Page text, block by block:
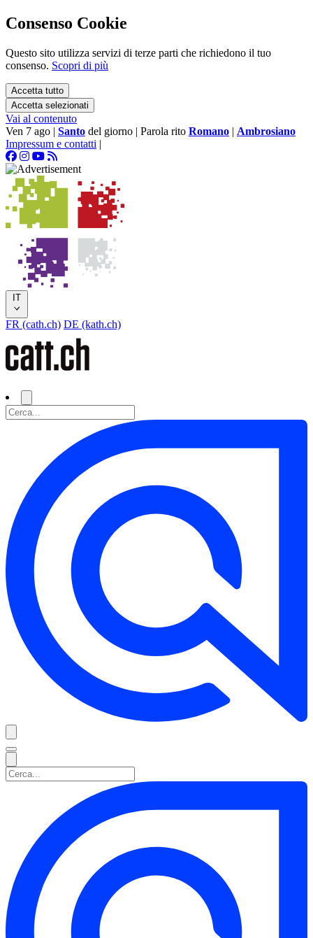
Consenso Cookie
Questo sito utilizza servizi di terze parti che richiedono il tuo
consenso. Scopri di più
Accetta tutto
Accetta selezionati
Vai al contenuto
Ven 7 ago | Santo del giorno | Parola rito Romano | Ambrosiano
Impressum e contatti |
IT
FR (cath.ch) DE (kath.ch)